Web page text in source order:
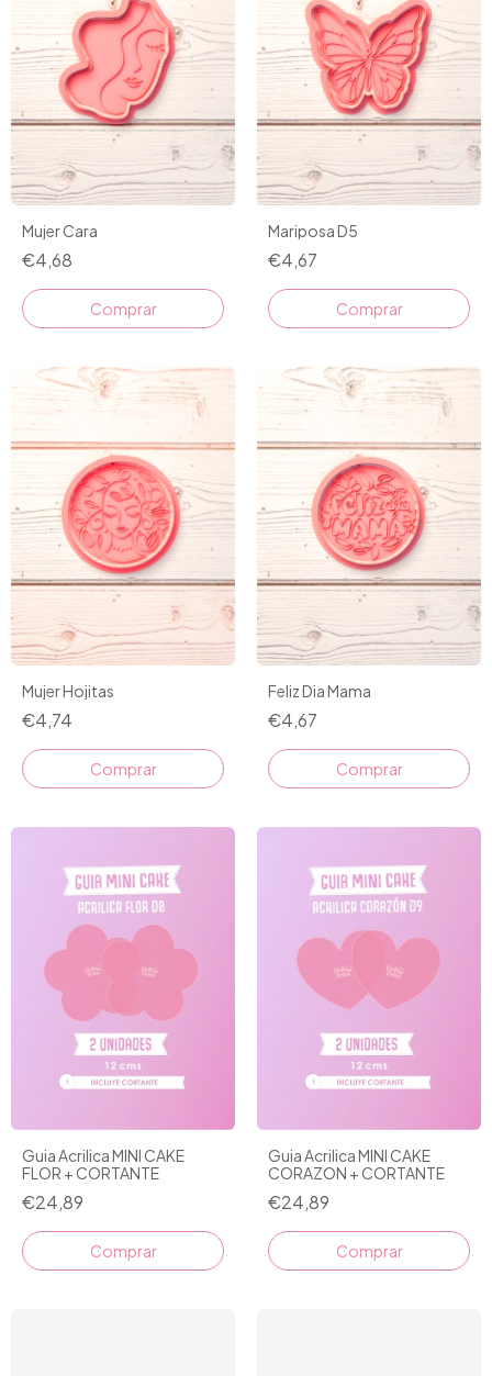
Mujer Cara
€4,68
Comprar
Mariposa D5
€4,67
Comprar
Mujer Hojitas
€4,74
Comprar
Feliz Dia Mama
€4,67
Comprar
Guia Acrilica MINI CAKE
FLOR + CORTANTE
€24,89
Comprar
Guia Acrilica MINI CAKE
CORAZON + CORTANTE
€24,89
Comprar